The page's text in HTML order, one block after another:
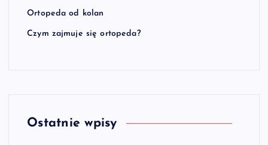
Ortopeda od kolan
Czym zajmuje się ortopeda?
Ostatnie wpisy